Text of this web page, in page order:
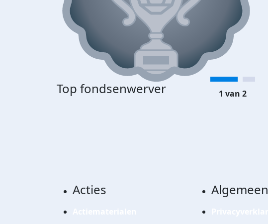
Top fondsenwerver 1 van 2
Acties Algemeen